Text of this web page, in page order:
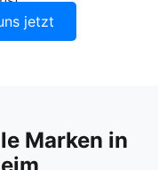
jetzt
Marken in